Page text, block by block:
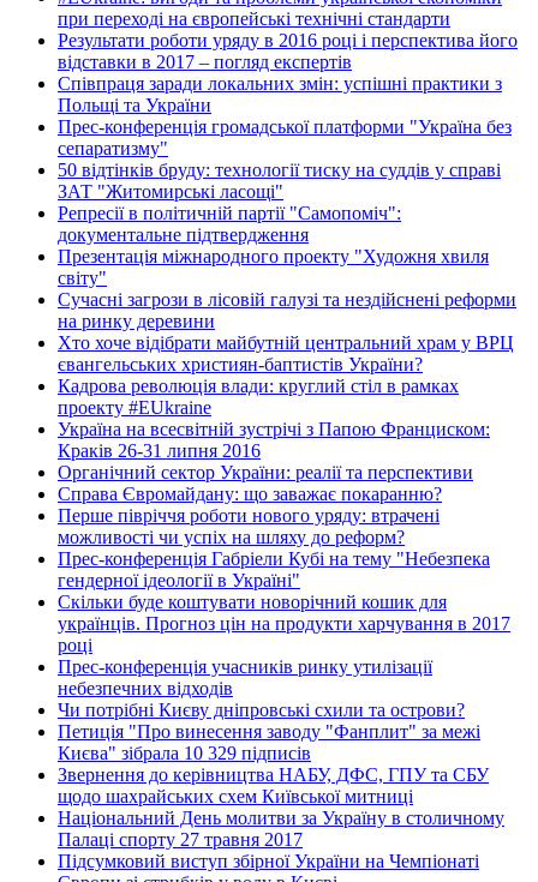
при переході на європейські технічні стандарти
Результати роботи уряду в 2016 році і перспектива його
відставки в 2017 – погляд експертів
Співпраця заради локальних змін: успішні практики з
Польщі та України
Прес-конференція громадської платформи "Україна без
сепаратизму"
50 відтінків бруду: технології тиску на суддів у справі
ЗАТ "Житомирські ласощі"
Репресії в політичній партії "Самопоміч":
документальне підтвердження
Презентація міжнародного проекту "Художня хвиля
світу"
Сучасні загрози в лісовій галузі та нездійснені реформи
на ринку деревини
Хто хоче відібрати майбутній центральний храм у ВРЦ
євангельських християн-баптистів України?
Кадрова революція влади: круглий стіл в рамках
проекту #EUkraine
Україна на всесвітній зустрічі з Папою Франциском:
Краків 26-31 липня 2016
Органічний сектор України: реалії та перспективи
Справа Євромайдану: що заважає покаранню?
Перше півріччя роботи нового уряду: втрачені
можливості чи успіх на шляху до реформ?
Прес-конференція Габріели Кубі на тему "Небезпека
гендерної ідеології в Україні"
Скільки буде коштувати новорічний кошик для
українців. Прогноз цін на продукти харчування в 2017
році
Прес-конференція учасників ринку утилізації
небезпечних відходів
Чи потрібні Києву дніпровські схили та острови?
Петиція "Про винесення заводу "Фанплит" за межі
Києва" зібрала 10 329 підписів
Звернення до керівництва НАБУ, ДФС, ГПУ та СБУ
щодо шахрайських схем Київської митниці
Національний День молитви за Україну в столичному
Палаці спорту 27 травня 2017
Підсумковий виступ збірної України на Чемпіонаті